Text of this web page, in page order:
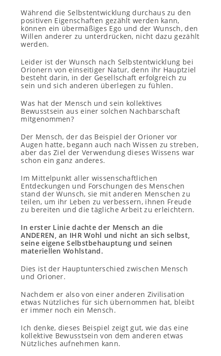
Während die Selbstentwicklung durchaus zu den
positiven Eigenschaften gezählt werden kann,
können ein übermäßiges Ego und der Wunsch, den
Willen anderer zu unterdrücken, nicht dazu gezählt
werden.
Leider ist der Wunsch nach Selbstentwicklung bei
Orionern von einseitiger Natur, denn ihr Hauptziel
besteht darin, in der Gesellschaft erfolgreich zu
sein und sich anderen überlegen zu fühlen.
Was hat der Mensch und sein kollektives
Bewusstsein aus einer solchen Nachbarschaft
mitgenommen?
Der Mensch, der das Beispiel der Orioner vor
Augen hatte, begann auch nach Wissen zu streben,
aber das Ziel der Verwendung dieses Wissens war
schon ein ganz anderes.
Im Mittelpunkt aller wissenschaftlichen
Entdeckungen und Forschungen des Menschen
stand der Wunsch, sie mit anderen Menschen zu
teilen, um ihr Leben zu verbessern, ihnen Freude
zu bereiten und die tägliche Arbeit zu erleichtern.
In erster Linie dachte der Mensch an die
ANDEREN, an IHR Wohl und nicht an sich selbst,
seine eigene Selbstbehauptung und seinen
materiellen Wohlstand.
Dies ist der Hauptunterschied zwischen Mensch
und Orioner.
Nachdem er also von einer anderen Zivilisation
etwas Nützliches für sich übernommen hat, bleibt
er immer noch ein Mensch.
Ich denke, dieses Beispiel zeigt gut, wie das eine
kollektive Bewusstsein von dem anderen etwas
Nützliches aufnehmen kann.